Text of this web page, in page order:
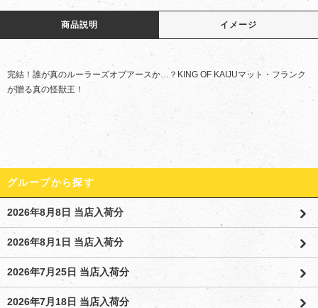
商品説明 イメージ
完結！誰が真のルーラーズオブアースか…？KING OF KAIJUマット・フランク
が贈る真の怪獣王！
グループから探す
2026年8月8日 当店入荷分
2026年8月1日 当店入荷分
2026年7月25日 当店入荷分
2026年7月18日 当店入荷分